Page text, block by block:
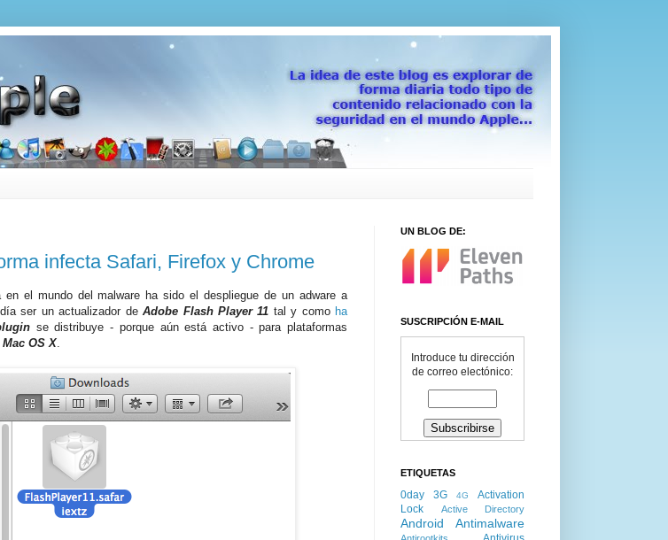
infecta Safari, Firefox y Chrome
en el mundo del malware ha sido el despliegue de un adware a
ser un actualizador deAdobe Flash Player 11 tal y como ha
se distribuye - porque aún está activo - para plataformas
Mac OS X.
UN BLOG DE:
SUSCRIPCIÓN E-MAIL
Introduce tu dirección
de correo electónico:
ETIQUETAS
0day 3G 4G
Activation
Lock
Active Directory
Android Antimalware